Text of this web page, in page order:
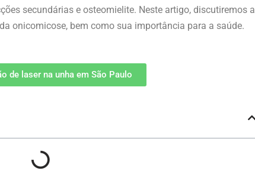
secundárias e osteomielite. Neste artigo, discutiremos a
onicomicose, bem como sua importância para a saúde.
de laser na unha em São Paulo